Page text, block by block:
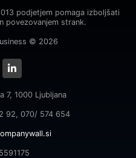
podjetjem pomaga izboljšati
povezovanjem strank.
© 2026
7, 1000 Ljubljana
92, 070/ 574 654